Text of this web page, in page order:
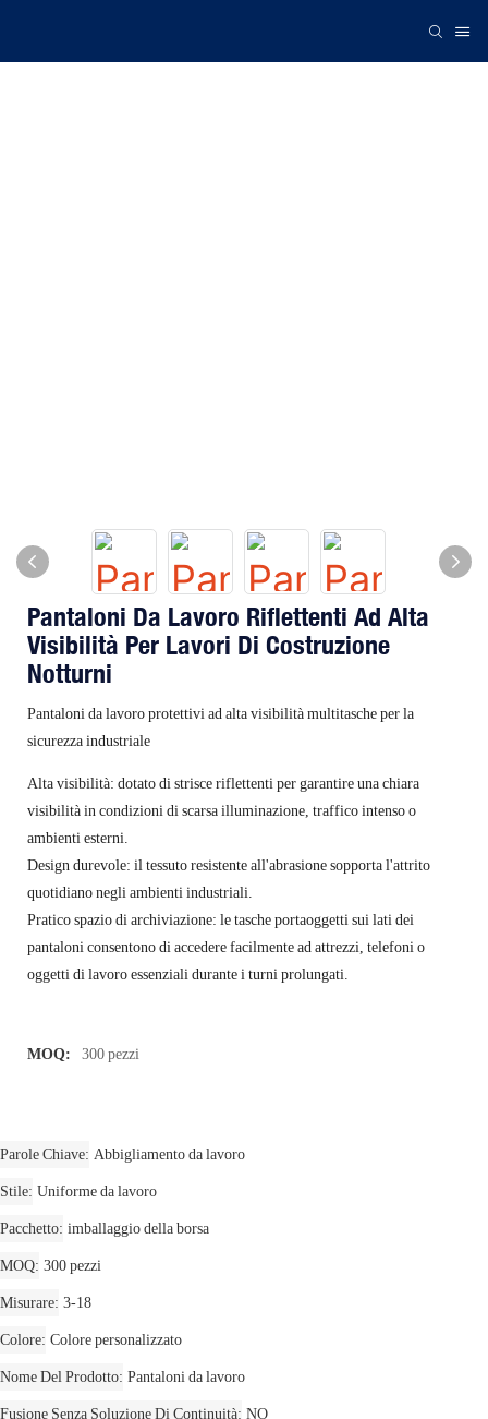
Pantaloni Da Lavoro Riflettenti Ad Alta
Visibilità Per Lavori Di Costruzione
Notturni
Pantaloni da lavoro protettivi ad alta visibilità multitasche per la
sicurezza industriale
Alta visibilità: dotato di strisce riflettenti per garantire una chiara
visibilità in condizioni di scarsa illuminazione, traffico intenso o
ambienti esterni.
Design durevole: il tessuto resistente all'abrasione sopporta l'attrito
quotidiano negli ambienti industriali.
Pratico spazio di archiviazione: le tasche portaoggetti sui lati dei
pantaloni consentono di accedere facilmente ad attrezzi, telefoni o
oggetti di lavoro essenziali durante i turni prolungati.
MOQ: 300 pezzi
Parole Chiave Abbigliamento da lavoro
Stile Uniforme da lavoro
Pacchetto imballaggio della borsa
MOQ 300 pezzi
Misurare 3-18
Colore Colore personalizzato
Nome Del Prodotto Pantaloni da lavoro
Fusione Senza Soluzione Di Continuità NO